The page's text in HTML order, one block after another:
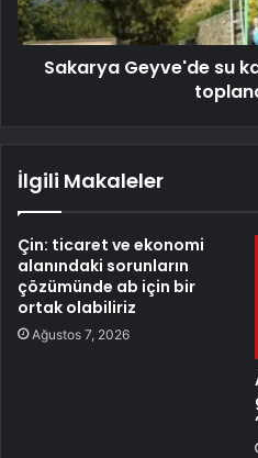
Sakarya Geyve'de su
İlgili Makaleler
Çin: ticaret ve ekonomi
alanındaki sorunların
çözümünde ab için bir
ortak olabiliriz
Ağustos 7, 2026